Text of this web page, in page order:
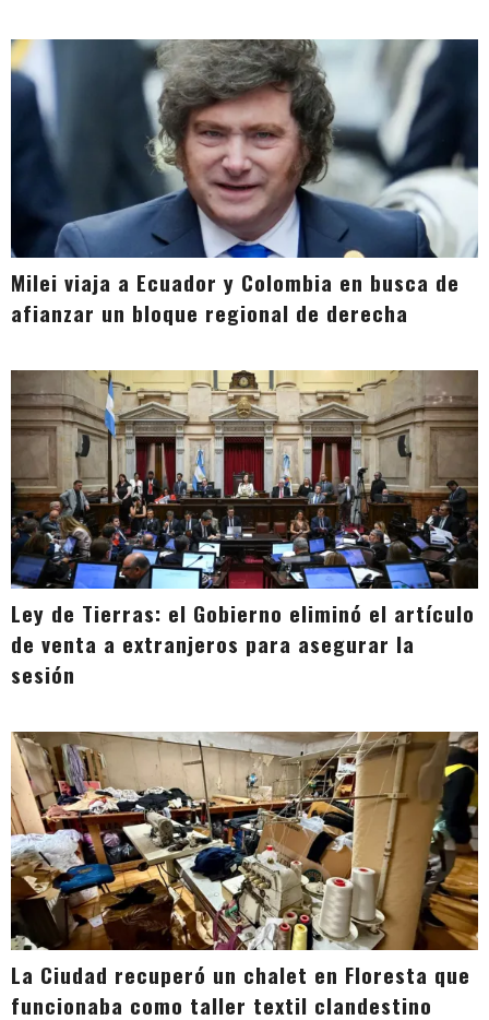
Milei viaja a Ecuador y Colombia en busca de
afianzar un bloque regional de derecha
Ley de Tierras: el Gobierno eliminó el artículo
de venta a extranjeros para asegurar la
sesión
La Ciudad recuperó un chalet en Floresta que
funcionaba como taller textil clandestino